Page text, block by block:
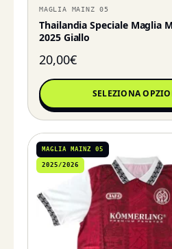
MAGLIA MAINZ 05
Thailandia Speciale Maglia
2025 Giallo
20,00€
SELEZIONA
MAGLIA MAINZ 05
2025/2026